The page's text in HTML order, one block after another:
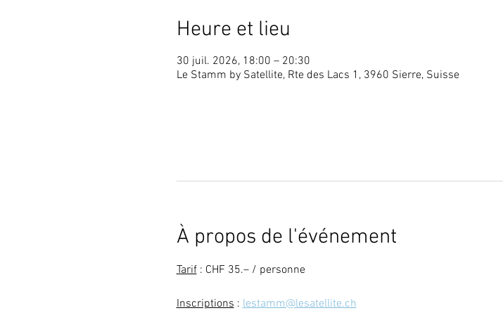
Heure et lieu
30 juil. 2026, 18:00 – 20:30
Le Stamm by Satellite, Rte des Lacs 1, 3960 Sierre, Suisse
À propos de l'événement
Tarif : CHF 35.– / personne
Inscriptions : lestamm@lesatellite.ch